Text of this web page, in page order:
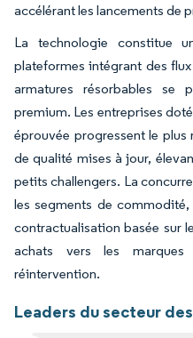
accélérant les lancements de
La technologie constitue
plateformes intégrant des
armatures résorbables se
premium. Les entreprises
éprouvée progressent le
de qualité mises à jour,
petits challengers. La
les segments de
contractualisation basée sur
achats vers les
réintervention.
Leaders du secteur